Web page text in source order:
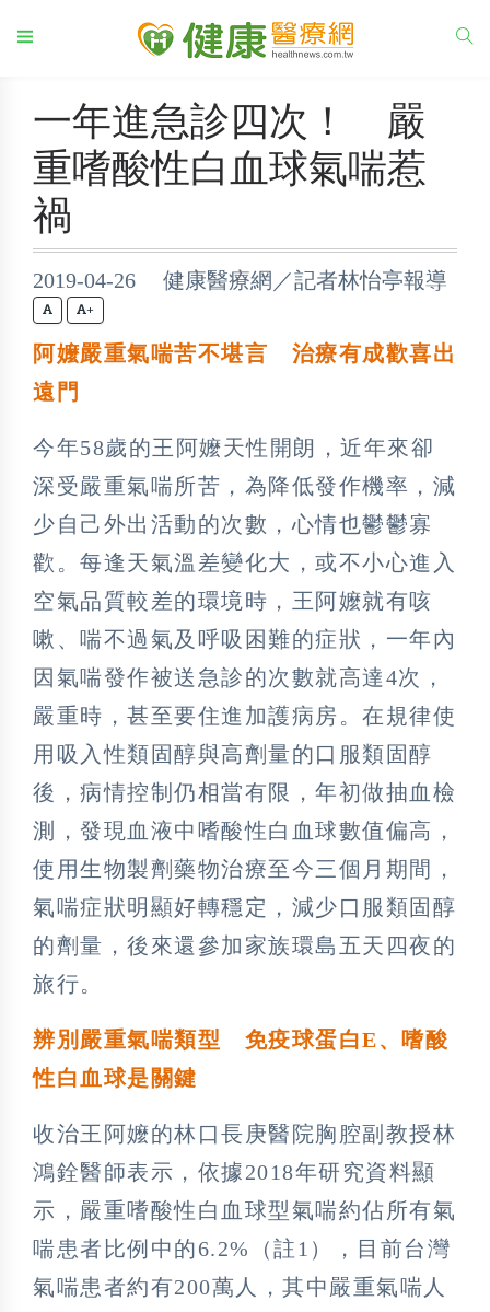
一年進急診四次！ 嚴
重嗜酸性白血球氣喘惹
禍
2019-04-26 健康醫療網／記者林怡亭報導
+
阿嬤嚴重氣喘苦不堪言 治療有成歡喜出
遠門
今年58歲的王阿嬤天性開朗，近年來卻
深受嚴重氣喘所苦，為降低發作機率，減
少自己外出活動的次數，心情也鬱鬱寡
歡。每逢天氣溫差變化大，或不小心進入
空氣品質較差的環境時，王阿嬤就有咳
嗽、喘不過氣及呼吸困難的症狀，一年內
因氣喘發作被送急診的次數就高達4次，
嚴重時，甚至要住進加護病房。在規律使
用吸入性類固醇與高劑量的口服類固醇
後，病情控制仍相當有限，年初做抽血檢
測，發現血液中嗜酸性白血球數值偏高，
使用生物製劑藥物治療至今三個月期間，
氣喘症狀明顯好轉穩定，減少口服類固醇
的劑量，後來還參加家族環島五天四夜的
旅行。
辨別嚴重氣喘類型 免疫球蛋白E、嗜酸
性白血球是關鍵
收治王阿嬤的林口長庚醫院胸腔副教授林
鴻銓醫師表示，依據2018年研究資料顯
示，嚴重嗜酸性白血球型氣喘約佔所有氣
喘患者比例中的6.2%（註1），目前台灣
氣喘患者約有200萬人，其中嚴重氣喘人